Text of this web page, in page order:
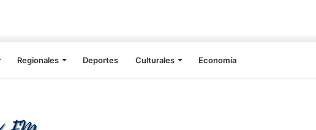
Regionales Deportes Culturales Economía